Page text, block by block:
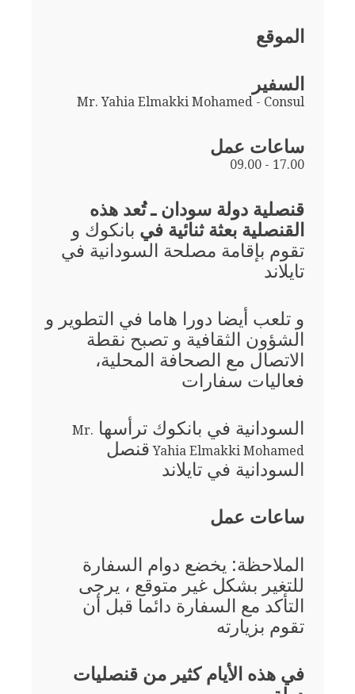
الموقع
السفير
Mr. Yahia Elmakki Mohamed - Consul
ساعات عمل
09.00 - 17.00
قنصلية دولة سودان ـ تُعد هذه
القنصلية بعثة ثنائية في بانكوك و
تقوم بإقامة مصلحة السودانية في
تايلاند
و تلعب أيضا دورا هاما في التطوير و
الشؤون الثقافية و تصبح نقطة
الاتصال مع الصحافة المحلية،
فعاليات سفارات
السودانية في بانكوك ترأسها Mr.
Yahia Elmakki Mohamed قنصل
السودانية في تايلاند
ساعات عمل
الملاحظة: يخضع دوام السفارة
للتغير بشكل غير متوقع ، يرجى
التأكد مع السفارة دائما قبل أن
تقوم بزيارته
في هذه الأيام كثير من قنصليات